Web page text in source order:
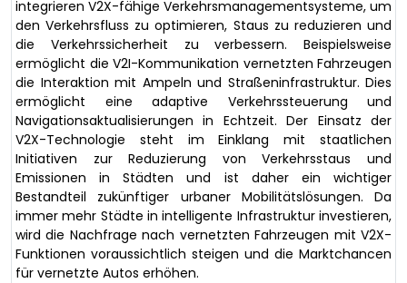
integrieren V2X-fähige Verkehrsmanagementsysteme, um
den Verkehrsfluss zu optimieren, Staus zu reduzieren und
die Verkehrssicherheit zu verbessern. Beispielsweise
ermöglicht die V2I-Kommunikation vernetzten Fahrzeugen
die Interaktion mit Ampeln und Straßeninfrastruktur. Dies
ermöglicht eine adaptive Verkehrssteuerung und
Navigationsaktualisierungen in Echtzeit. Der Einsatz der
V2X-Technologie steht im Einklang mit staatlichen
Initiativen zur Reduzierung von Verkehrsstaus und
Emissionen in Städten und ist daher ein wichtiger
Bestandteil zukünftiger urbaner Mobilitätslösungen. Da
immer mehr Städte in intelligente Infrastruktur investieren,
wird die Nachfrage nach vernetzten Fahrzeugen mit V2X-
Funktionen voraussichtlich steigen und die Marktchancen
für vernetzte Autos erhöhen.